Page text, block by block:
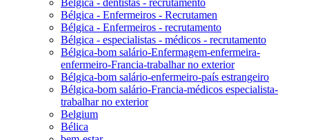
Bélgica - Enfermeiros - Recrutamen
Bélgica - Enfermeiros - recrutamento
Bélgica - especialistas - médicos - recrutamento
Bélgica-bom salário-Enfermagem-enfermeira-
enfermeiro-Francia-trabalhar no exterior
Bélgica-bom salário-enfermeiro-país estrangeiro
Bélgica-bom salário-Francia-médicos especialista-
trabalhar no exterior
Belgium
Bélica